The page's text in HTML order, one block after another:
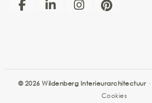
© 2026 Wildenberg Interieurarchitectuur ·
Cookies